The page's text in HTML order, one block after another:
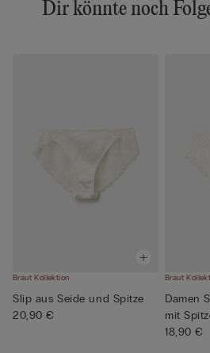
Dir könnte noch
Braut Kollektion
Slip aus Seide und Spitze
20,90 €
Braut
Damen
mit
18,90 €